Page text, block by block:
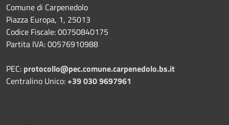
Comune di Carpenedolo
Piazza Europa, 1, 25013
Codice Fiscale: 00750840175
Partita IVA: 00576910988
PEC: protocollo@pec.comune.carpenedolo.bs.it
Centralino Unico:+39 030 9697961